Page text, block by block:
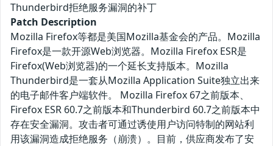
Thunderbird拒绝服务漏洞的补丁
Patch Description
Mozilla Firefox等都是美国Mozilla基金会的产品。Mozilla
Firefox是一款开源Web浏览器。Mozilla Firefox ESR是
Firefox(Web浏览器)的一个延长支持版本。Mozilla
Thunderbird是一套从Mozilla Application Suite独立出来
的电子邮件客户端软件。 Mozilla Firefox 67之前版本、
Firefox ESR 60.7之前版本和Thunderbird 60.7之前版本中
存在安全漏洞。攻击者可通过诱使用户访问特制的网站利
用该漏洞造成拒绝服务（崩溃）。目前，供应商发布了安